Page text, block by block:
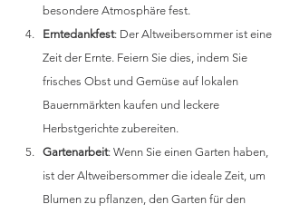
besondere Atmosphäre fest.
Erntedankfest: Der Altweibersommer ist eine
Zeit der Ernte. Feiern Sie dies, indem Sie
frisches Obst und Gemüse auf lokalen
Bauernmärkten kaufen und leckere
Herbstgerichte zubereiten.
Gartenarbeit: Wenn Sie einen Garten haben,
ist der Altweibersommer die ideale Zeit, um
Blumen zu pflanzen, den Garten für den